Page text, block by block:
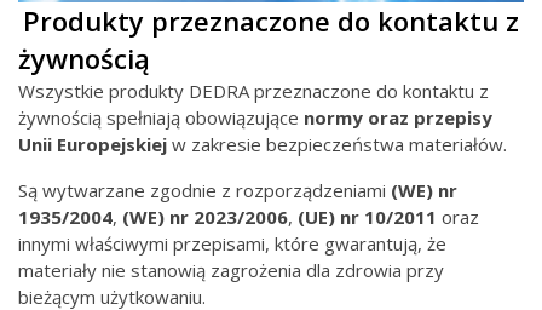
Produkty przeznaczone do kontaktu z
żywnością
Wszystkie produkty DEDRA przeznaczone do kontaktu z
żywnością spełniają obowiązujące normy oraz przepisy
Unii Europejskiej w zakresie bezpieczeństwa materiałów.
Są wytwarzane zgodnie z rozporządzeniami (WE) nr
1935/2004, (WE) nr 2023/2006, (UE) nr 10/2011 oraz
innymi właściwymi przepisami, które gwarantują, że
materiały nie stanowią zagrożenia dla zdrowia przy
bieżącym użytkowaniu.